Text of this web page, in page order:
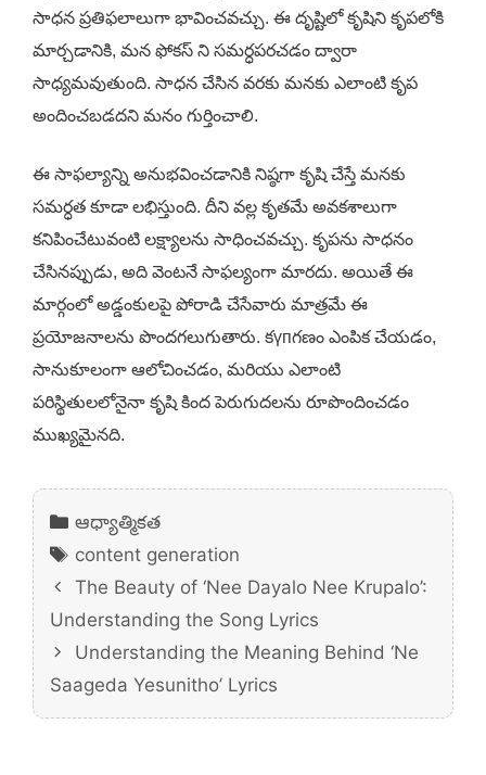
సాధన ప్రతిఫలాలుగా భావించవచ్చు. ఈ దృష్టిలో కృషిని కృపలోకి
మార్చడానికి, మన ఫోకస్ ని సమర్ధపరచడం ద్వారా
సాధ్యమవుతుంది. సాధన చేసిన వరకు మనకు ఎలాంటి కృప
అందించబడదని మనం గుర్తించాలి.
ఈ సాఫల్యాన్ని అనుభవించడానికి నిష్ఠగా కృషి చేస్తే మనకు
సమర్ధత కూడా లభిస్తుంది. దీని వల్ల కృతమే అవకశాలుగా
కనిపించేటువంటి లక్ష్యాలను సాధించవచ్చు. కృపను సాధనం
చేసినప్పుడు, అది వెంటనే సాఫల్యంగా మారదు. అయితే ఈ
మార్గంలో అడ్డంకులపై పోరాడి చేసేవారు మాత్రమే ఈ
ప్రయోజనాలను పొందగలుగుతారు. కүпగణం ఎంపిక చేయడం,
సానుకూలంగా ఆలోచించడం, మరియు ఎలాంటి
పరిస్థితులలోనైనా కృషి కింద పెరుగుదలను రూపొందించడం
ముఖ్యమైనది.
Categories
ఆధ్యాత్మికత
Tags
content generation
The Beauty of ‘Nee Dayalo Nee Krupalo’:
Understanding the Song Lyrics
Understanding the Meaning Behind ‘Ne
Saageda Yesunitho’ Lyrics